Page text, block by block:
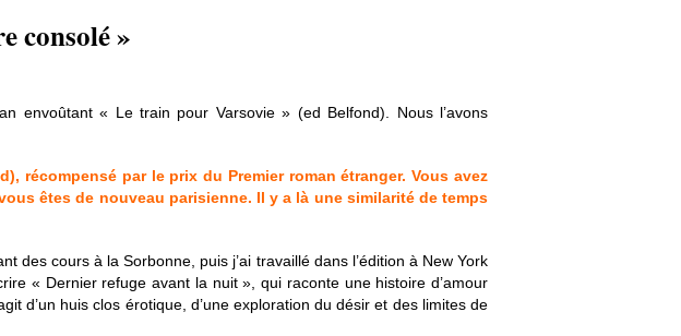
consolé »
envoûtant « Le train pour Varsovie » (ed Belfond). Nous l’avons
récompensé par le prix du Premier roman étranger. Vous avez
êtes de nouveau parisienne. Il y a là une similarité de temps
des cours à la Sorbonne, puis j’ai travaillé dans l’édition à New York
« Dernier refuge avant la nuit », qui raconte une histoire d’amour
d’un huis clos érotique, d’une exploration du désir et des limites de